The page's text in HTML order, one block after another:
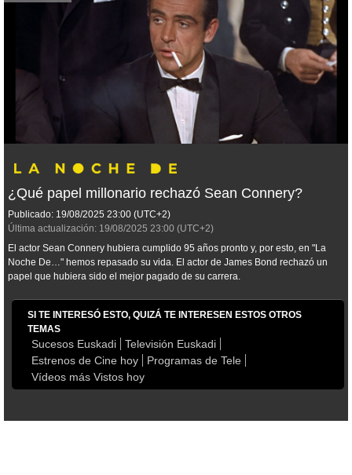
¿Qué papel millonario rechazó Sean Connery?
Publicado: 19/08/2025 23:00 (UTC+2)
Última actualización: 19/08/2025 23:00 (UTC+2)
El actor Sean Connery hubiera cumplido 95 años pronto y, por esto, en "La
Noche De…" hemos repasado su vida. El actor de James Bond rechazó un
papel que hubiera sido el mejor pagado de su carrera.
SI TE INTERESÓ ESTO, QUIZÁ TE INTERESEN ESTOS OTROS
TEMAS
Sucesos Euskadi
Televisión Euskadi
Estrenos de Cine hoy
Programas de Tele
Vídeos más Vistos hoy